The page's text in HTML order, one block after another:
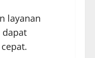
layanan
dapat